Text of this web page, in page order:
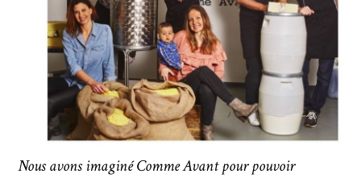
Nous avons imaginé Comme Avant pour pouvoir